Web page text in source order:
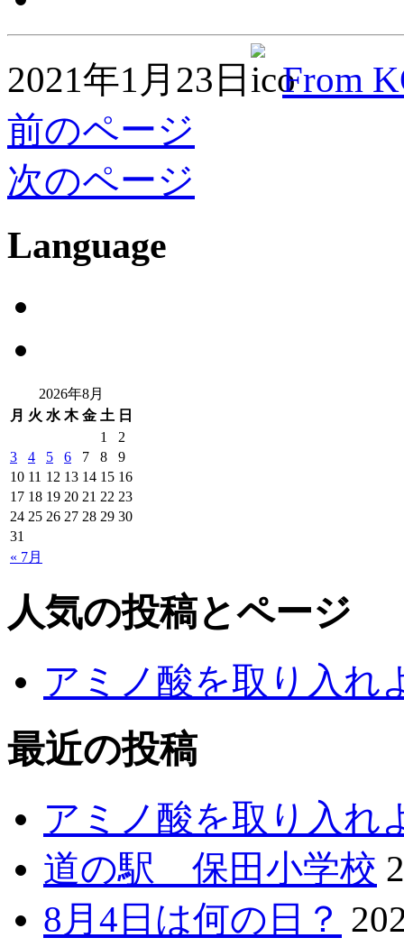
2021年1月23日
From
前のページ
次のページ
Language
2026年8月
月 火 水 木 金 土 日
« 7月
1
2
3
4 5 6 7 8
9
10 11 12 13 14 15 16
17 18 19 20 21 22 23
24 25 26 27 28 29 30
31
人気の投稿とページ
アミノ酸を取り入れ
最近の投稿
アミノ酸を取り入れ
道の駅 保田小学校
8月4日は何の日？